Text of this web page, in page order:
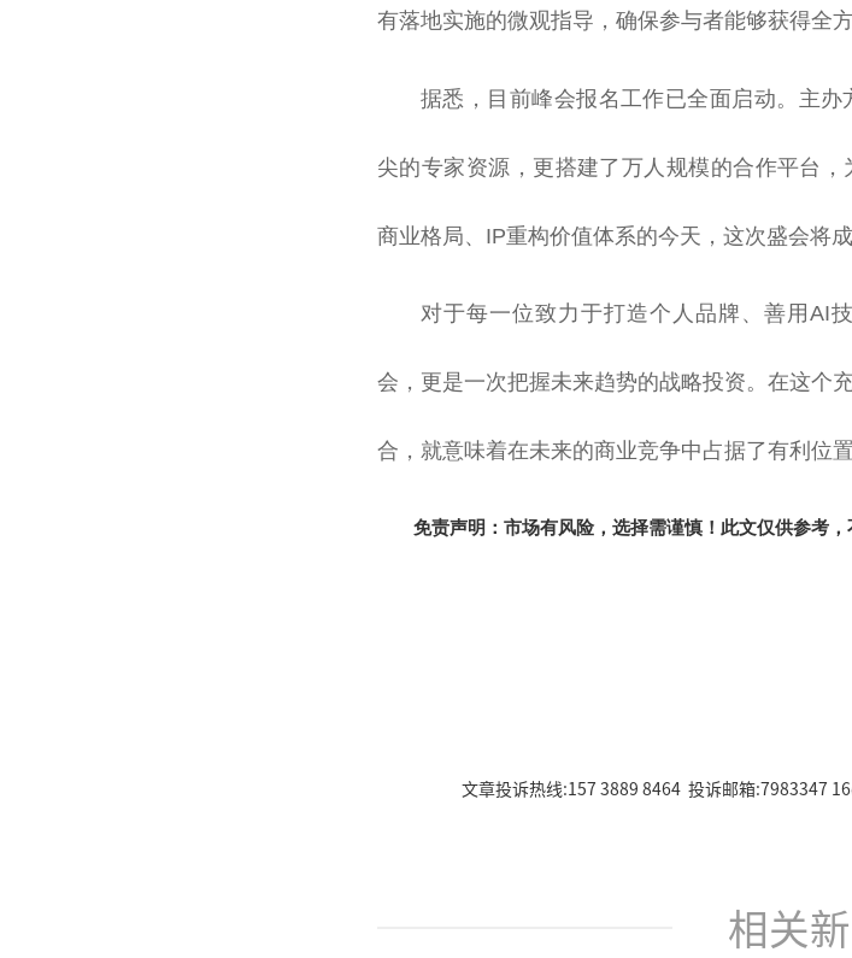
有落地实施的微观指导，确保参与者能够获得全
据悉，目前峰会报名工作已全面启动。主
尖的专家资源，更搭建了万人规模的合作平台
商业格局、IP重构价值体系的今天，这次盛会将
对于每一位致力于打造个人品牌、善用AI
会，更是一次把握未来趋势的战略投资。在这个
合，就意味着在未来的商业竞争中占据了有利位置
免责声明：市场有风险，选择需谨慎！此文仅供参考，
文章投诉热线:157 3889 8464 投诉邮箱:7983347
相关